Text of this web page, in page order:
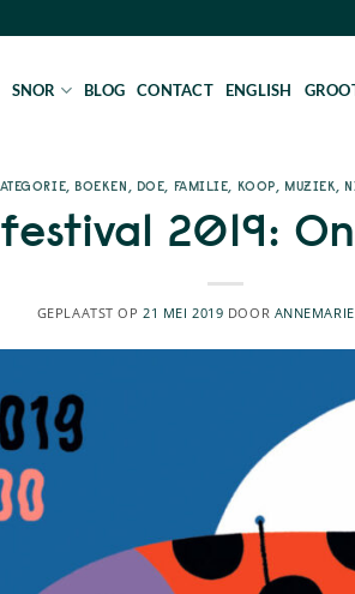
SNOR BLOG CONTACT ENGLISH
, BOEKEN , DOE, FAMILIE, KOOP, MUZIEK,
2019:
GEPLAATST OP 21 MEI 2019 DOOR